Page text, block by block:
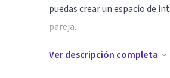
puedas crear un espacio de
pareja.
Aptitudes
Ver descripción completa